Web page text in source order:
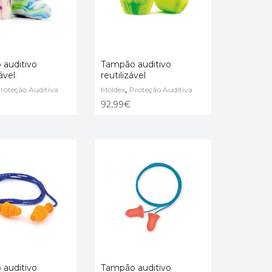
auditivo
Auditiva ADD TO CART
Tampão auditivo
reutilizável
Moldex, Proteção Auditiva
92,99€
auditivo
Tampão auditivo